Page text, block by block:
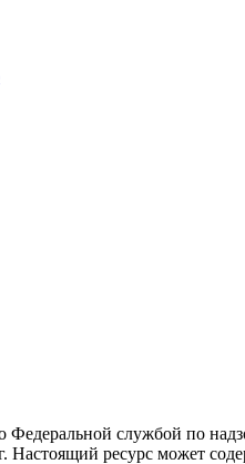
Федеральной службой по
Настоящий ресурс может